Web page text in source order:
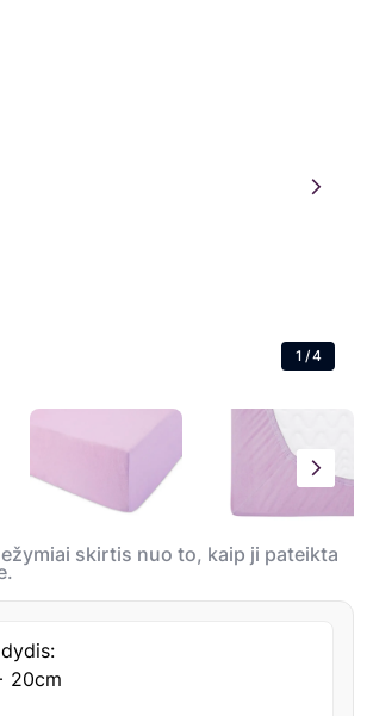
1 /4
skirtis nuo to, kaip ji pateikta
20cm